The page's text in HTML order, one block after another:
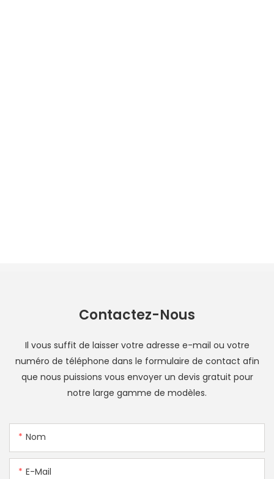
Contactez-Nous
Il vous suffit de laisser votre adresse e-mail ou votre
numéro de téléphone dans le formulaire de contact afin
que nous puissions vous envoyer un devis gratuit pour
notre large gamme de modèles.
Nom
E-Mail